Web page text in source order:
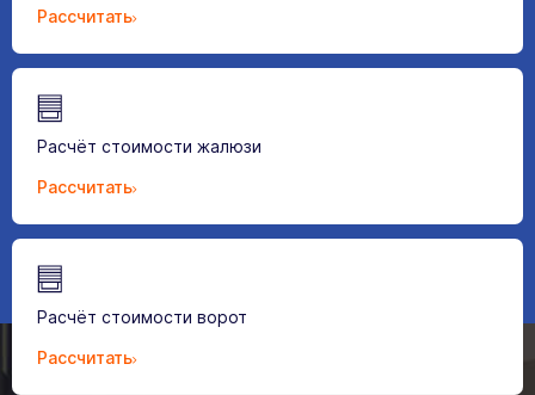
Рассчитать
Расчёт стоимости жалюзи
Рассчитать
Расчёт стоимости ворот
Рассчитать